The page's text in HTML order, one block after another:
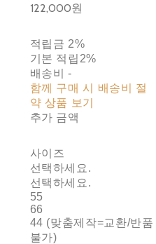
122,000원
적립금 2%
기본 적립 2%
배송비-
함께 구매 시 배송비 절
약 상품 보기
추가 금액
사이즈
선택하세요.
선택하세요.
55
66
44 (맞춤제작=교환/반품
불가)